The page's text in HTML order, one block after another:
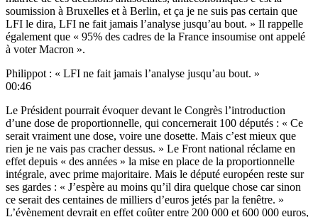
soumission à Bruxelles et à Berlin, et ça je ne suis pas certain que
LFI le dira, LFI ne fait jamais l’analyse jusqu’au bout. » Il rappelle
également que « 95% des cadres de la France insoumise ont appelé
à voter Macron ».
Philippot : « LFI ne fait jamais l’analyse jusqu’au bout. »
00:46
Le Président pourrait évoquer devant le Congrès l’introduction
d’une dose de proportionnelle, qui concernerait 100 députés : « Ce
serait vraiment une dose, voire une dosette. Mais c’est mieux que
rien je ne vais pas cracher dessus. » Le Front national réclame en
effet depuis « des années » la mise en place de la proportionnelle
intégrale, avec prime majoritaire. Mais le député européen reste sur
ses gardes : « J’espère au moins qu’il dira quelque chose car sinon
ce serait des centaines de milliers d’euros jetés par la fenêtre. »
L’évènement devrait en effet coûter entre 200 000 et 600 000 euros,